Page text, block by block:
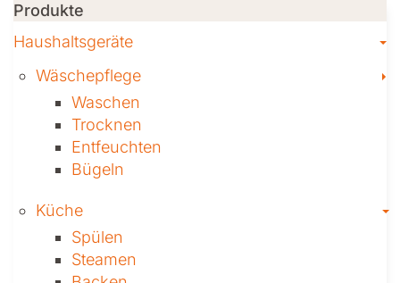
Produkte
Haushaltsgeräte
Wäschepflege
Waschen
Trocknen
Ent­feuch­ten
Bügeln
Küche
Spülen
Steamen